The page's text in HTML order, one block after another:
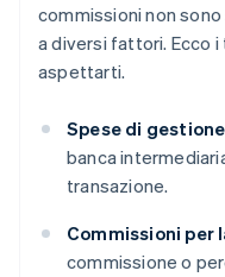
commissioni non
a diversi fattori. Ecco
aspettarti.
Spese di
banca
transazione.
Commissioni per
commissione o